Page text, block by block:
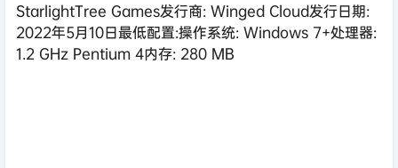
StarlightTree Games发行商: Winged Cloud发行日期:
2022年5月10日最低配置:操作系统: Windows 7+处理器:
1.2 GHz Pentium 4内存: 280 MB